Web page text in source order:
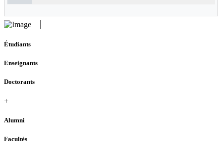
Étudiants
Enseignants
Doctorants
+
Alumni
Facultés